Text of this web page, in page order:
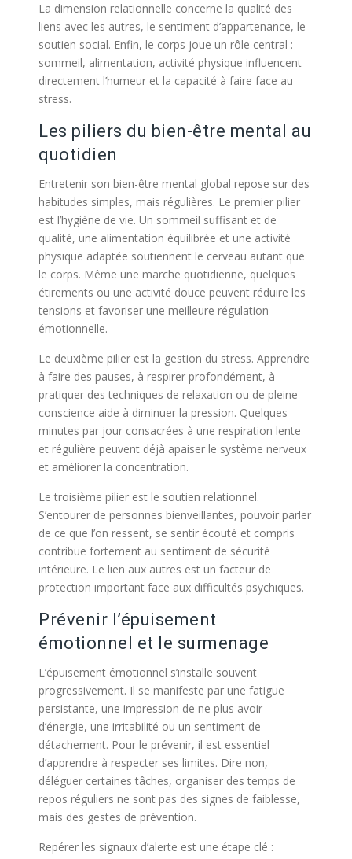
La dimension relationnelle concerne la qualité des
liens avec les autres, le sentiment d’appartenance, le
soutien social. Enfin, le corps joue un rôle central :
sommeil, alimentation, activité physique influencent
directement l’humeur et la capacité à faire face au
stress.
Les piliers du bien-être mental au
quotidien
Entretenir son bien-être mental global repose sur des
habitudes simples, mais régulières. Le premier pilier
est l’hygiène de vie. Un sommeil suffisant et de
qualité, une alimentation équilibrée et une activité
physique adaptée soutiennent le cerveau autant que
le corps. Même une marche quotidienne, quelques
étirements ou une activité douce peuvent réduire les
tensions et favoriser une meilleure régulation
émotionnelle.
Le deuxième pilier est la gestion du stress. Apprendre
à faire des pauses, à respirer profondément, à
pratiquer des techniques de relaxation ou de pleine
conscience aide à diminuer la pression. Quelques
minutes par jour consacrées à une respiration lente
et régulière peuvent déjà apaiser le système nerveux
et améliorer la concentration.
Le troisième pilier est le soutien relationnel.
S’entourer de personnes bienveillantes, pouvoir parler
de ce que l’on ressent, se sentir écouté et compris
contribue fortement au sentiment de sécurité
intérieure. Le lien aux autres est un facteur de
protection important face aux difficultés psychiques.
Prévenir l’épuisement
émotionnel et le surmenage
L’épuisement émotionnel s’installe souvent
progressivement. Il se manifeste par une fatigue
persistante, une impression de ne plus avoir
d’énergie, une irritabilité ou un sentiment de
détachement. Pour le prévenir, il est essentiel
d’apprendre à respecter ses limites. Dire non,
déléguer certaines tâches, organiser des temps de
repos réguliers ne sont pas des signes de faiblesse,
mais des gestes de prévention.
Repérer les signaux d’alerte est une étape clé :